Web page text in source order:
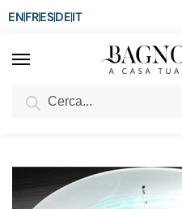
ENFRESDEIT
SCONTO del 3%